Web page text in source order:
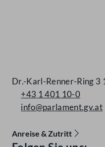
Dr.-Karl-Renner-Ring 3
+43 1 401 10-0
info@parlament.gv.at
Anreise & Zutritt